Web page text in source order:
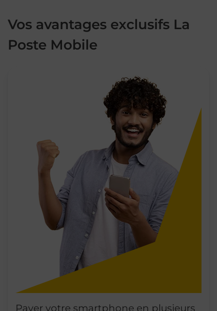
Vos avantages exclusifs La
Poste Mobile
Payer votre smartphone en plusieurs